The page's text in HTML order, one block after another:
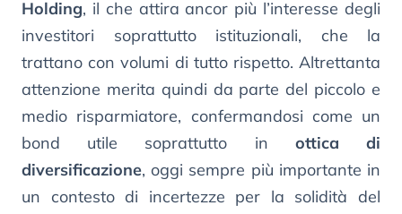
Holding, il che attira ancor più l’interesse degli
investitori soprattutto istituzionali, che la
trattano con volumi di tutto rispetto. Altrettanta
attenzione merita quindi da parte del piccolo e
medio risparmiatore, confermandosi come un
bond utile soprattutto in ottica di
diversificazione, oggi sempre più importante in
un contesto di incertezze per la solidità del